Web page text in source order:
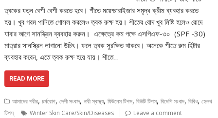
ত্বকের যত্ন বেশী বেশী করতে হবে। শীতে ময়েশ্চারাইজার সমৃদ্ধ ক্রীম ব্যবহার করতে
হয়। খুব গরম পানিতে গোসল করলেও ত্বক রুক্ষ হয়। শীতের রোদ খুব মিষ্টি হলেও রোদে
যাবার আগে সানস্ক্রিন ব্যবহার করুন। এক্ষেত্রে কম পক্ষে এসপিএফ-৩০ (SPF -30)
মাত্রার সানস্ক্রিন লাগানো উচিৎ। ফলে ত্বক সুরক্ষিত থাকবে। অনেকে শীতে রুম হিটার
ব্যবহার করেন, এতে ত্বক রুক্ষ হয়ে যায়। শীতে…
READ MORE
আমাদের শরীর,চর্মরোগ,দেশী সংবাদ,নারী স্বাস্থ্য,ফিটনেস টিপস,বিউটি টিপস্,বিদেশি সংবাদ,বিবিধ,হেলথ
টিপস্
Winter Skin Care/Skin/Diseases Leave a comment